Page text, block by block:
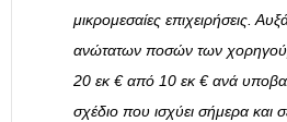
μικρομεσαίες επιχειρήσεις.
ανώτατων ποσών των
20 εκ € από 10 εκ € ανά
σχέδιο που ισχύει σήμερα και